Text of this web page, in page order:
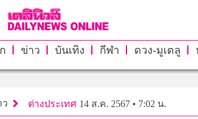
ข่าว บันเทิง กีฬา ดวง-มูเตลู
ว ต่างประเทศ 14 ส.ค. 2567 • 7:02 น.